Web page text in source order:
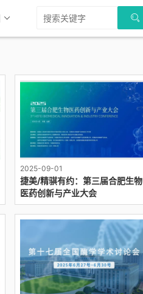
2025-09-01
捷美/精骐有约：第三届合肥生物
医药创新与产业大会